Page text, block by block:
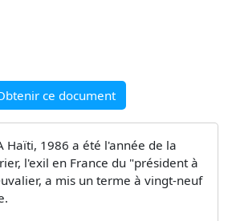
ce document
Haïti, 1986 a été l'année de la
l'exil en France du "président à
a mis un terme à vingt-neuf